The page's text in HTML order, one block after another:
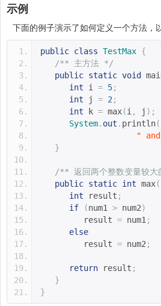
示例
下面的例子演示了如何定义一个方法，
public class TestMax {
/** 主方法 */
public static void
int i = 5;
int j = 2 ;
int k = max(i , j );
System. out . println(
"
}
/** 返回两个整数变量较
public static int max(
int result ;
if
(num1 > num2)
         result
= num1 ;
else
         result
= num2 ;
return result ;
}
}